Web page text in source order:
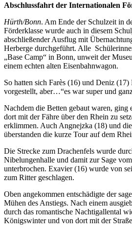
Abschlussfahrt der Internationalen
Hürth/Bonn. Am Ende der Schulzeit in
Förderklasse wurde auch in diesem
abschließender Ausflug mit
Herberge durchgeführt. Alle
„Base Camp“ in Bonn, unweit der
einem echten alten Eisenbahnwagon.
So hatten sich Farès (16) und Deniz
vorgestellt, aber…“es war super und
Nachdem die Betten gebaut waren, ging
dort mit der Fähre über den Rhein zu
erklimmen. Auch Angnejzka (18) und
überstanden die kurze Tour auf dem
Die Strecke zum Drachenfels wurde
Nibelungenhalle und damit zur Sage
unterbrochen. Exavier (16) wurde von
zum Ritter geschlagen.
Oben angekommen entschädigte der
Mühen des Anstiegs. Nach einem
durch das romantische Nachtigallental
Königswinter und von dort mit der